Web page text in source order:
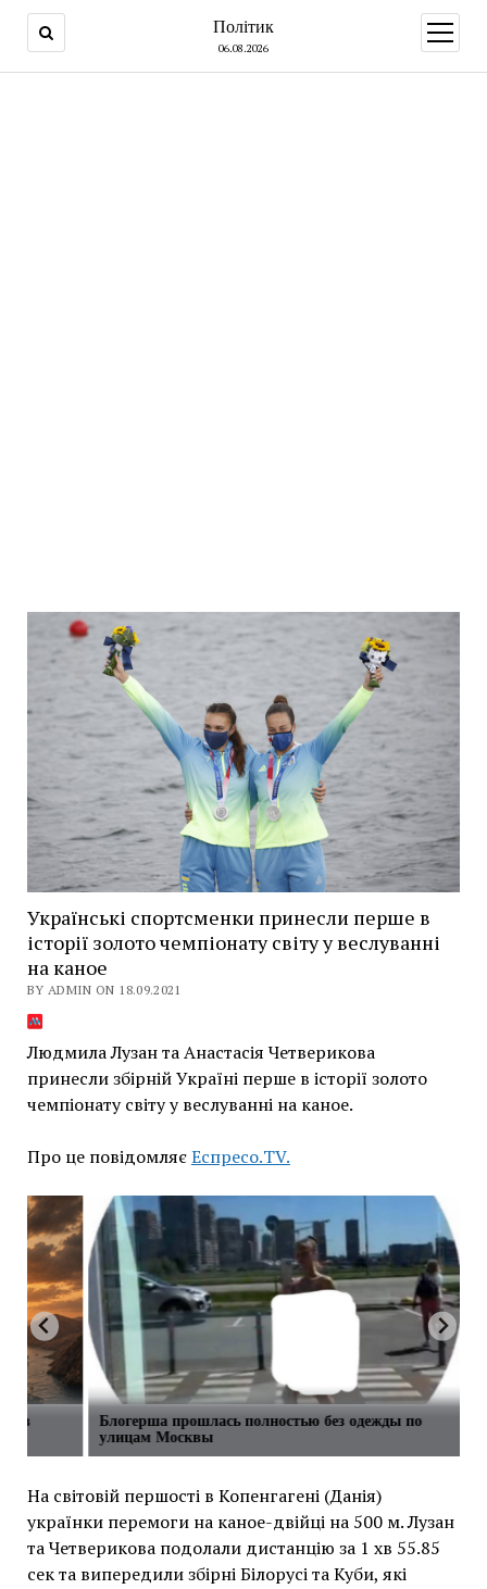
Політик
06.08.2026
open
menu
Українські спортсменки принесли перше в
історії золото чемпіонату світу у веслуванні
на каное
BY ADMIN ON 18.09.2021
Людмила Лузан та Анастасія Четверикова
принесли збірній Україні перше в історії золото
чемпіонату світу у веслуванні на каное.
Про це повідомляєЕспресо.TV.
в
Блогерша прошлась полностью без одежды по
улицам Москвы
На світовій першості в Копенгагені (Данія)
українки перемоги на каное-двійці на 500 м. Лузан
та Четверикова подолали дистанцію за 1 хв 55.85
сек та випередили збірні Білорусі та Куби, які